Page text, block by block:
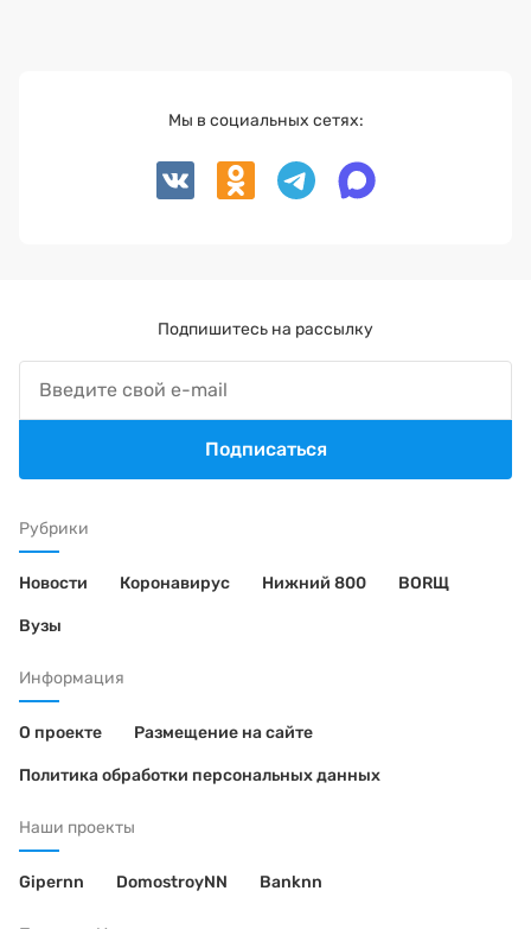
Рубрики
Новости Коронавирус Нижний 800 BORЩ
Вузы
Информация
О проекте Размещение на сайте
Политика обработки персональных данных
Наши проекты
Gipernn DomostroyNN Banknn
Мы в социальных сетях:
Подпишитесь на рассылку
Подписаться